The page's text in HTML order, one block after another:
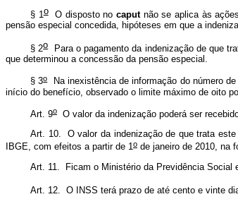
§ 1oO disposto nocaputnão se aplica às
pensão especial concedida, hipóteses em que a
§ 2oPara o pagamento da indenização de que
que determinou a concessão da pensão especial.
§ 3oNa inexistência de informação do número
início do benefício, observado o limite máximo de oito
Art. 9o
O valor da indenização poderá ser
Art. 10. O valor da indenização de que trata
IBGE, com efeitos a partir de 1o de janeiro de 2010, na
Art. 11. Ficam o Ministério da Previdência Social
Art. 12. O INSS terá prazo de até cento e vinte